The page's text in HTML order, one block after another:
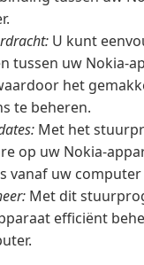
U kunt
tussen uw Nokia-
het
te beheren.
Met het
op uw Nokia-
vanaf uw
Met dit
efficiënt